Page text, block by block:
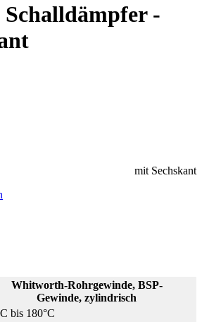
Schalldämpfer -
mit Sechskant
Whitworth-Rohrgewinde, BSP-
Gewinde, zylindrisch
bis 180°C